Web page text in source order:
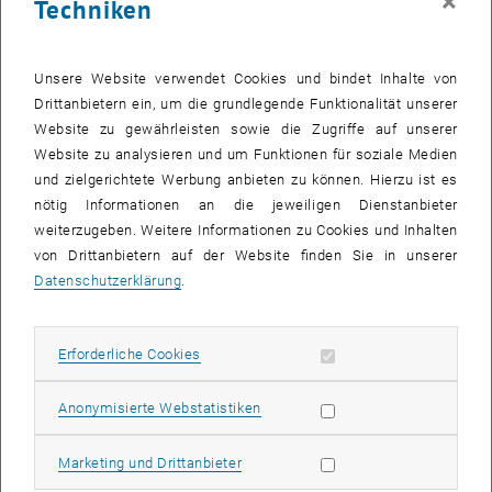
Quantensysteme sollen ganz neue Quantentechnologien möglich
Nun konnte Marcus Huber gleich zwei hochdotierte
Forschungsförderungen einwerben, mit denen er nun die
Forschungsarbeit seines Teams ausbauen wird. Im Rahmen des
europäischen „Quantum Technologies Flagship project“ wurde das
Projekt ASPECTS gefördert, in dem es um die Verbindung von
Thermodynamik und Quantentheorie geht. Im Projekt HYPERSPACE
geht es um hochdimensional verschränkte Photonen. Über beide
Projekte werden jeweils knapp 300.000 Euro an die TU Wien fließen.
Wenn man Quantentheorie für praktische Anwendungen nutzen will,
Sichtweisen auf die Welt miteinander verbinden: Die klassische
Sichtweise, mit der wir normalerweise unsere gewohnten
klar messbaren Zustand befinden – und die Quanten-Sichtweise, in
Techniken
Unsere Website verwendet Cookies und bindet Inhalte von
Drittanbietern ein, um die grundlegende Funktionalität unserer
Website zu gewährleisten sowie die Zugriffe auf unserer
Website zu analysieren und um Funktionen für soziale Medien
und zielgerichtete Werbung anbieten zu können. Hierzu ist es
nötig Informationen an die jeweiligen Dienstanbieter
weiterzugeben. Weitere Informationen zu Cookies und Inhalten
von Drittanbietern auf der Website finden Sie in unserer
Datenschutzerklärung.
Erforderliche Cookies Erforderliche Cookies zulassen
Anonymisierte WebstatistikenStatistik Cookies zulassen
Marketing und DrittanbieterMarketing Cookies zulassen